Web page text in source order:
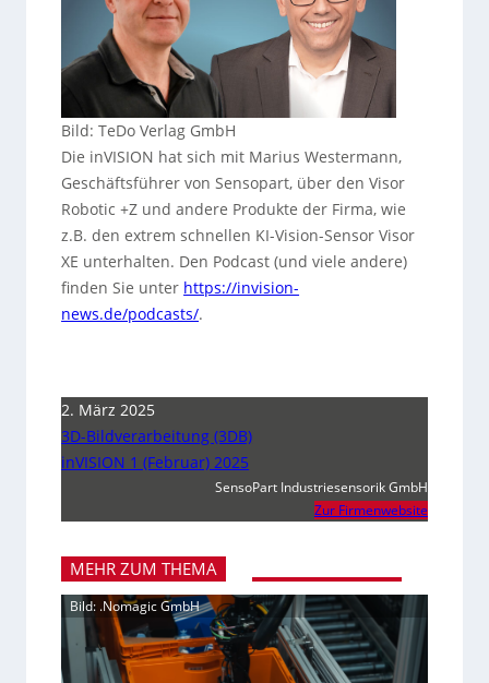
Bild: TeDo Verlag GmbH
Die inVISION hat sich mit Marius Westermann,
Geschäftsführer von Sensopart, über den Visor
Robotic +Z und andere Produkte der Firma, wie
z.B. den extrem schnellen KI-Vision-Sensor Visor
XE unterhalten. Den Podcast (und viele andere)
finden Sie unter https://invision-
news.de/podcasts/.
2. März 2025
3D-Bildverarbeitung (3DB)
inVISION 1 (Februar) 2025
SensoPart Industriesensorik GmbH
Zur Firmenwebsite
MEHR ZUM THEMA
Bild: .Nomagic GmbH